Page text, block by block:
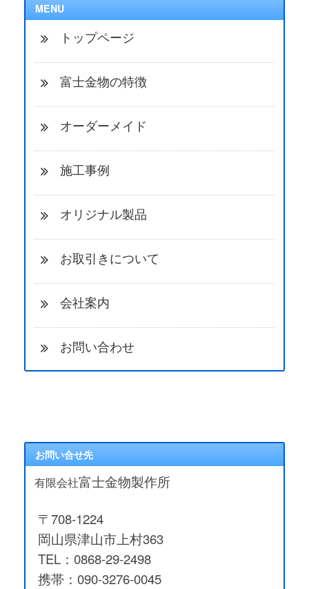
MENU
トップページ
富士金物の特徴
オーダーメイド
施工事例
オリジナル製品
お取引きについて
会社案内
お問い合わせ
お問い合せ先
有限会社富士金物製作所
〒708-1224
岡山県津山市上村363
TEL：0868-29-2498
携帯：090-3276-0045